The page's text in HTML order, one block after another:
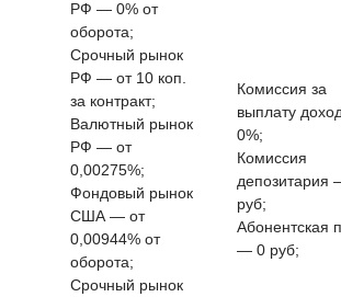
РФ — 0% от
оборота;
Срочный рынок
РФ — от 10 коп.
за контракт;
Валютный рынок
РФ — от
0,00275%;
Фондовый рынок
США — от
0,00944% от
оборота;
Срочный рынок
Комиссия за
выплату
0%;
Комиссия
депозитария
руб;
Абонентская
— 0 руб;